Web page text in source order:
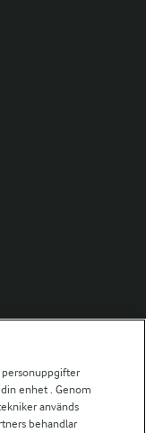
personuppgifter
enhet . Genom
används
behandlar